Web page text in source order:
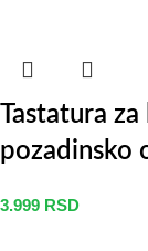
Tastatura
pozadinsko
3.999 RSD